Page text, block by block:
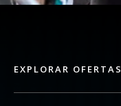
EXPLORAR OFERTAS